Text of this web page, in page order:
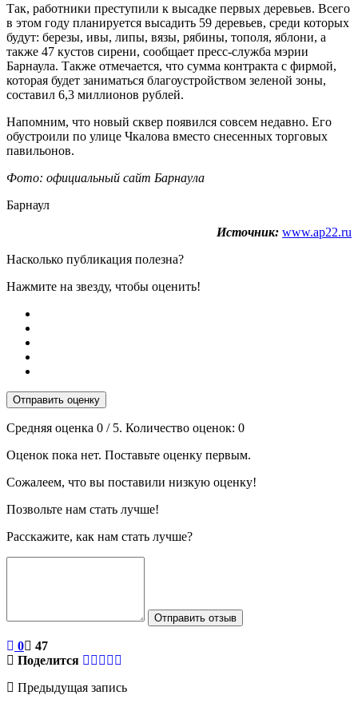
Так, работники преступили к высадке первых деревьев. Всего
в этом году планируется высадить 59 деревьев, среди которых
будут: березы, ивы, липы, вязы, рябины, тополя, яблони, а
также 47 кустов сирени, сообщает пресс-служба мэрии
Барнаула. Также отмечается, что сумма контракта с фирмой,
которая будет заниматься благоустройством зеленой зоны,
составил 6,3 миллионов рублей.
Напомним, что новый сквер появился совсем недавно. Его
обустроили по улице Чкалова вместо снесенных торговых
павильонов.
Фото: официальный сайт Барнаула
Барнаул
Источник: www.ap22.ru
Насколько публикация полезна?
Нажмите на звезду, чтобы оценить!
Отправить оценку
Средняя оценка 0 / 5. Количество оценок: 0
Оценок пока нет. Поставьте оценку первым.
Сожалеем, что вы поставили низкую оценку!
Позвольте нам стать лучше!
Расскажите, как нам стать лучше?
Отправить отзыв
0
47
Поделится
Предыдущая запись